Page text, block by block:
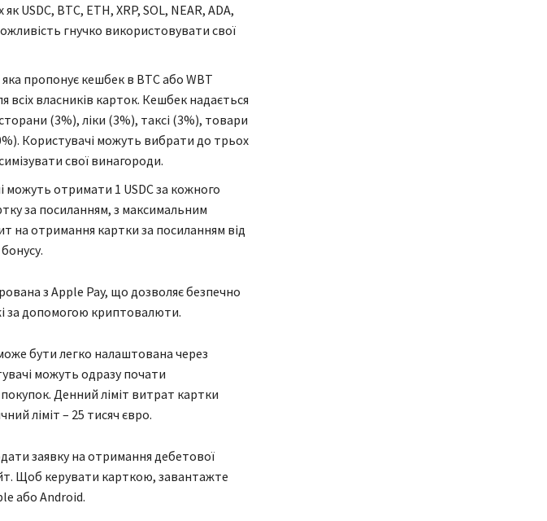
USDC, BTC, ETH, XRP, SOL, NEAR, ADA,
гнучко використовувати свої
пропонує кешбек в BTC або WBT
власників карток. Кешбек надається
(3%), ліки (3%), таксі (3%), товари
Користувачі можуть вибрати до трьох
свої винагороди.
можуть отримати 1 USDC за кожного
за посиланням, з максимальним
на отримання картки за посиланням від
з Apple Pay, що дозволяє безпечно
за допомогою криптовалюти.
бути легко налаштована через
можуть одразу почати
Денний ліміт витрат картки
ліміт – 25 тисяч євро.
заявку на отримання дебетової
Щоб керувати карткою, завантажте
або Android.